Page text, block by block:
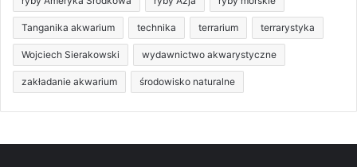
Tanganika akwarium technika terrarium terrarystyka
Wojciech Sierakowski wydawnictwo akwarystyczne
zakładanie akwarium środowisko naturalne